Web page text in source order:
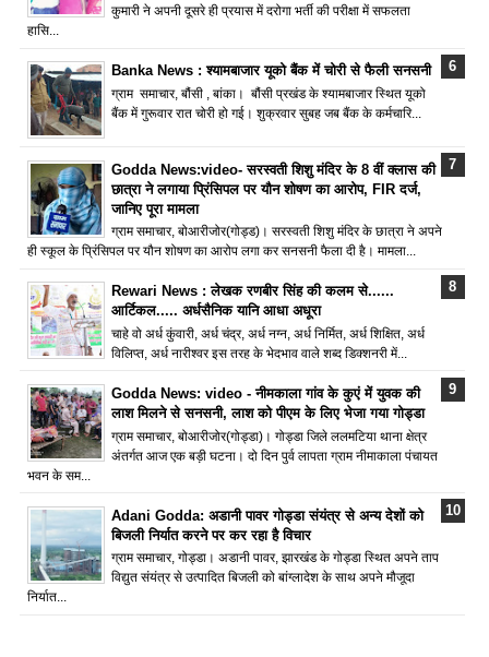
कुमारी ने अपनी दूसरे ही प्रयास में दरोगा भर्ती की परीक्षा में सफलता
हासि...
Banka News : श्यामबाजार यूको बैंक में चोरी से फैली सनसनी
ग्राम समाचार, बौंसी , बांका। बौंसी प्रखंड के श्यामबाजार स्थित यूको
बैंक में गुरूवार रात चोरी हो गई। शुक्रवार सुबह जब बैंक के कर्मचारि...
Godda News:video- सरस्वती शिशु मंदिर के 8 वीं क्लास की
छात्रा ने लगाया प्रिंसिपल पर यौन शोषण का आरोप, FIR दर्ज,
जानिए पूरा मामला
ग्राम समाचार, बोआरीजोर(गोड्ड)। सरस्वती शिशु मंदिर के छात्रा ने अपने
ही स्कूल के प्रिंसिपल पर यौन शोषण का आरोप लगा कर सनसनी फैला दी है। मामला...
Rewari News : लेखक रणबीर सिंह की कलम से......
आर्टिकल..... अर्धसैनिक यानि आधा अधूरा
चाहे वो अर्ध कुंवारी, अर्ध चंद्र, अर्ध नग्न, अर्ध निर्मित, अर्ध शिक्षित, अर्ध
विलिप्त, अर्ध नारीश्वर इस तरह के भेदभाव वाले शब्द डिक्शनरी में...
Godda News: video - नीमकाला गांव के कुएं में युवक की
लाश मिलने से सनसनी, लाश को पीएम के लिए भेजा गया गोड्डा
ग्राम समाचार, बोआरीजोर(गोड्डा)। गोड्डा जिले ललमटिया थाना क्षेत्र
अंतर्गत आज एक बड़ी घटना। दो दिन पुर्व लापता ग्राम नीमाकाला पंचायत
भवन के सम...
Adani Godda: अडानी पावर गोड्डा संयंत्र से अन्य देशों को
बिजली निर्यात करने पर कर रहा है विचार
ग्राम समाचार, गोड्डा। अडानी पावर, झारखंड के गोड्डा स्थित अपने ताप
विद्युत संयंत्र से उत्पादित बिजली को बांग्लादेश के साथ अपने मौजूदा
निर्यात...